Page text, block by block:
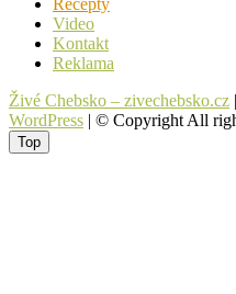
Video
Kontakt
Reklama
Živé Chebsko – zivechebsko.cz
WordPress | © Copyright All
Top